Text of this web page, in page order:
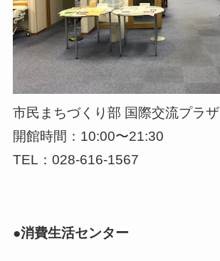
市民まちづくり部 国際交流プラザ
開館時間：10:00〜21:30
TEL：028-616-1567
●消費生活センター